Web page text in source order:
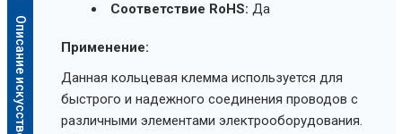
Соответствие RoHS: Да
Применение:
Данная кольцевая клемма используется для
быстрого и надежного соединения проводов с
различными элементами электрооборудования.